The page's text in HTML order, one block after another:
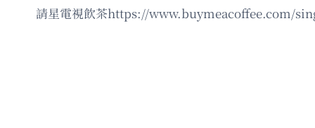
請星電視飲茶https://www.buymeacoffee.com/